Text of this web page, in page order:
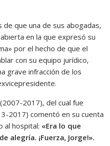
que una de sus abogadas,
en la que expresó su
por el hecho de que el
con su equipo jurídico,
grave infracción de los
2017), del cual fue
2017) comentó en su cuenta
al hospital: «Era lo que
alegría. ¡Fuerza, Jorge!».